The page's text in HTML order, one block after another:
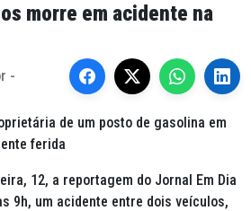
morre em acidente na
-
de um posto de gasolina em
ferida
12, a reportagem do Jornal Em Dia
9h, um acidente entre dois veículos,